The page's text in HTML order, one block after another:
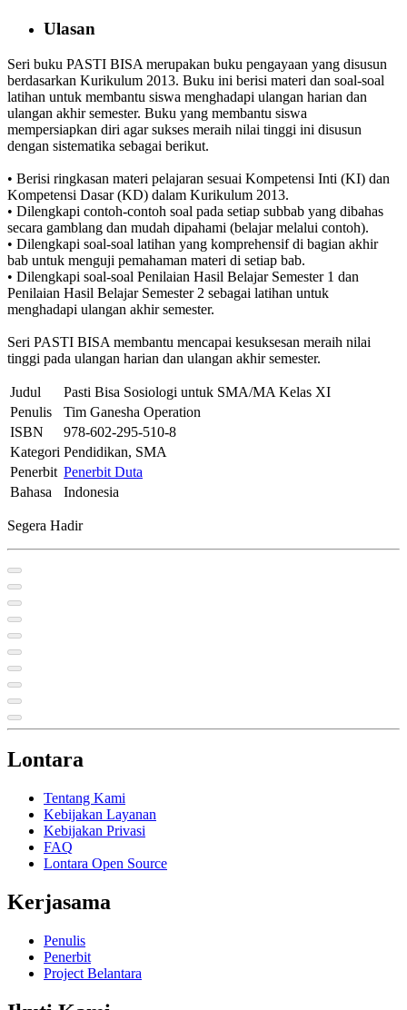
Ulasan
Seri buku PASTI BISA merupakan buku pengayaan yang disusun
berdasarkan Kurikulum 2013. Buku ini berisi materi dan soal-soal
latihan untuk membantu siswa menghadapi ulangan harian dan
ulangan akhir semester. Buku yang membantu siswa
mempersiapkan diri agar sukses meraih nilai tinggi ini disusun
dengan sistematika sebagai berikut.
• Berisi ringkasan materi pelajaran sesuai Kompetensi Inti (KI) dan
Kompetensi Dasar (KD) dalam Kurikulum 2013.
• Dilengkapi contoh-contoh soal pada setiap subbab yang dibahas
secara gamblang dan mudah dipahami (belajar melalui contoh).
• Dilengkapi soal-soal latihan yang komprehensif di bagian akhir
bab untuk menguji pemahaman materi di setiap bab.
• Dilengkapi soal-soal Penilaian Hasil Belajar Semester 1 dan
Penilaian Hasil Belajar Semester 2 sebagai latihan untuk
menghadapi ulangan akhir semester.
Seri PASTI BISA membantu mencapai kesuksesan meraih nilai
tinggi pada ulangan harian dan ulangan akhir semester.
Judul
Pasti Bisa Sosiologi untuk SMA/MA Kelas XI
Penulis
Tim Ganesha Operation
ISBN
978-602-295-510-8
Kategori Pendidikan, SMA
Penerbit Penerbit Duta
Bahasa
Indonesia
Segera Hadir
Lontara
Tentang Kami
Kebijakan Layanan
Kebijakan Privasi
FAQ
Lontara Open Source
Kerjasama
Penulis
Penerbit
Project Belantara